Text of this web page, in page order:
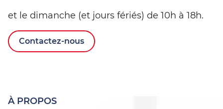
et le dimanche (et jours fériés) de 10h à 18h.
Contactez-nous
À PROPOS